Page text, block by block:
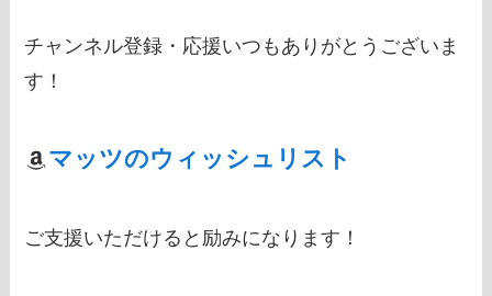
チャンネル登録・応援いつもありがとうございま
す！
マッツのウィッシュリスト
ご支援いただけると励みになります！